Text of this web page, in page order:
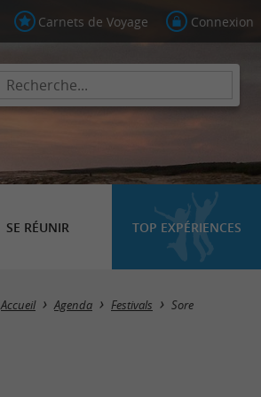
Carnets de Voyage Connexion
SE RÉUNIR TOP EXPÉRIENCES
Masquer la carte
Accueil Agenda Festivals Sore